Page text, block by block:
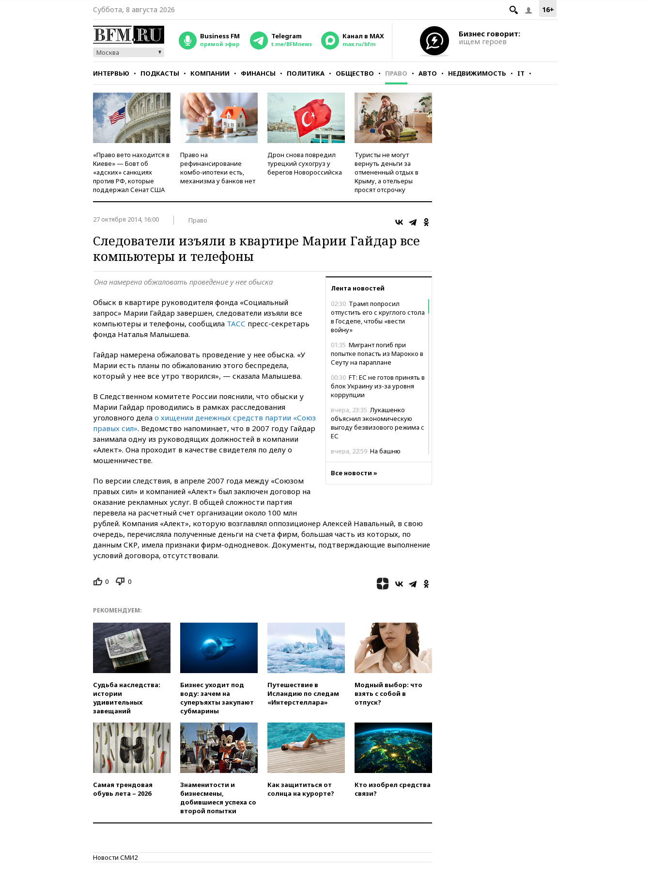
16+
Суббота, 8 августа 2026
Москва
Business FM
прямой эфир
Telegram
t.me/BFMnews
Канал в MAX
max.ru/bfm
Бизнес говорит:
ищем героев
ИНТЕРВЬЮ ПОДКАСТЫ КОМПАНИИ ФИНАНСЫ ПОЛИТИКА ОБЩЕСТВО ПРАВО АВТО НЕДВИЖИМОСТЬ IT
СТИЛЬ ТЕСТЫ
«Право вето находится в
Киеве» — Бовт об
«адских» санкциях
против РФ, которые
поддержал Сенат США
Право на
рефинансирование
комбо-ипотеки есть,
механизма у банков нет
Дрон снова повредил
турецкий сухогруз у
берегов Новороссийска
Туристы не могут
вернуть деньги за
отмененный отдых в
Крыму, а отельеры
просят отсрочку
27 октября 2014, 16:00 Право
Следователи изъяли в квартире Марии Гайдар все
компьютеры и телефоны
Лента новостей
02:30 Трамп попросил
отпустить его с круглого стола
в Госдепе, чтобы «вести
войну»
01:35 Мигрант погиб при
попытке попасть из Марокко в
Сеуту на параплане
00:30 FT: ЕС не готов принять в
блок Украину из-за уровня
коррупции
вчера, 23:35 Лукашенко
объяснил экономическую
выгоду безвизового режима с
ЕС
вчера, 22:59 На башню
скульптуру балерины
вчера, 22:28Бессент
анонсировал скорое
соглашение о прекращении
огня США и Ирана
при нападении в Чехии
области
вчера, 21:56The Atlantic: Маск
отказал Украине в
использовании Starlink для
атак вглубь РФ
После пожара на
складе в Брянске возбудили
уголовное дело
РФ по гимнастике получили
официальный отказ в визах от
Хорватии
вчера, 21:15Пентагон
опубликовал 16 новых видео с
НЛО
вчера, 21:00 На границе
Украины с Польшей скопилось
вчера, 20:45ПВО за день
сбила еще 75 украинских
Все новости »
Она намерена обжаловать проведение у нее обыска
Обыск в квартире руководителя фонда «Социальный
запрос» Марии Гайдар завершен, следователи изъяли все
компьютеры и телефоны, сообщила ТАСС пресс-секретарь
фонда Наталья Малышева.
Гайдар намерена обжаловать проведение у нее обыска. «У
Марии есть планы по обжалованию этого беспредела,
который у нее все утро творился», — сказала Малышева.
В Следственном комитете России пояснили, что обыски у
Марии Гайдар проводились в рамках расследования
уголовного дела о хищении денежных средств партии «Союз
правых сил». Ведомство напоминает, что в 2007 году Гайдар
занимала одну из руководящих должностей в компании
«Алект». Она проходит в качестве свидетеля по делу о
мошенничестве.
По версии следствия, в апреле 2007 года между «Союзом
правых сил» и компанией «Алект» был заключен договор на
оказание рекламных услуг. В общей сложности партия
перевела на расчетный счет организации около 100 млн
рублей. Компания «Алект», которую возглавлял оппозиционер Алексей Навальный, в свою
очередь, перечисляла полученные деньги на счета фирм, большая часть из которых, по
данным СКР, имела признаки фирм-однодневок. Документы, подтверждающие выполнение
условий договора, отсутствовали.
0 0
РЕКОМЕНДУЕМ:
Судьба наследства:
истории
удивительных
завещаний
Бизнес уходит под
воду: зачем на
суперъяхты закупают
субмарины
Путешествие в
Исландию по следам
«Интерстеллара»
Модный выбор: что
взять с собой в
отпуск?
Самая трендовая
обувь лета – 2026
Знаменитости и
бизнесмены,
добившиеся успеха со
второй попытки
Как защититься от
солнца на курорте?
Кто изобрел средства
связи?
Новости СМИ2